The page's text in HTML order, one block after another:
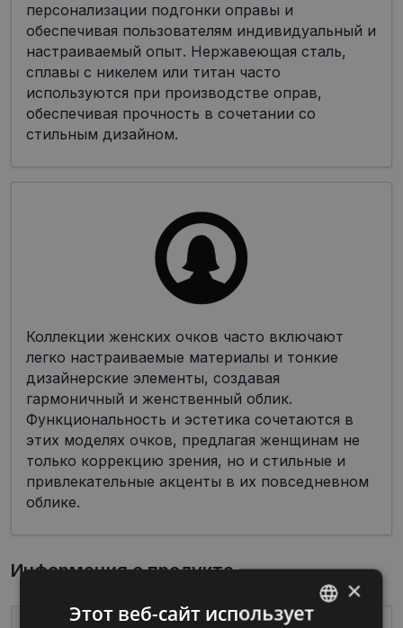
персонализации подгонки оправы и
обеспечивая пользователям индивидуальный и
настраиваемый опыт. Нержавеющая сталь,
сплавы с никелем или титан часто
используются при производстве оправ,
обеспечивая прочность в сочетании со
стильным дизайном.
Коллекции женских очков часто включают
легко настраиваемые материалы и тонкие
дизайнерские элементы, создавая
гармоничный и женственный облик.
Функциональность и эстетика сочетаются в
этих моделях очков, предлагая женщинам не
только коррекцию зрения, но и стильные и
привлекательные акценты в их повседневном
облике.
Информация о продукте
×
Этот веб-сайт использует